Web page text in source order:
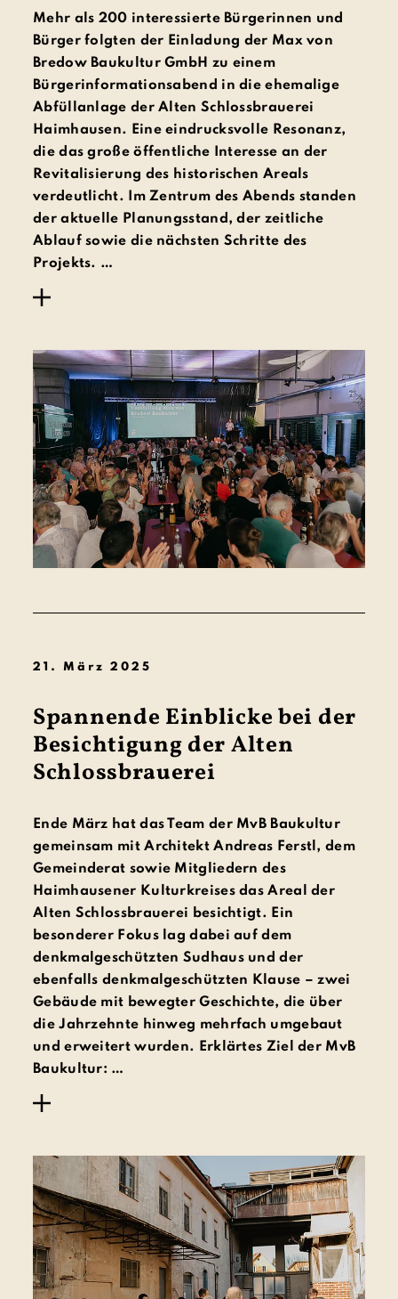
Mehr als 200 interessierte Bürgerinnen und
Bürger folgten der Einladung der Max von
Bredow Baukultur GmbH zu einem
Bürgerinformationsabend in die ehemalige
Abfüllanlage der Alten Schlossbrauerei
Haimhausen. Eine eindrucksvolle Resonanz,
die das große öffentliche Interesse an der
Revitalisierung des historischen Areals
verdeutlicht. Im Zentrum des Abends standen
der aktuelle Planungsstand, der zeitliche
Ablauf sowie die nächsten Schritte des
Projekts. …
21. März 2025
Spannende Einblicke bei der
Besichtigung der Alten
Schlossbrauerei
Ende März hat das Team der MvB Baukultur
gemeinsam mit Architekt Andreas Ferstl, dem
Gemeinderat sowie Mitgliedern des
Haimhausener Kulturkreises das Areal der
Alten Schlossbrauerei besichtigt. Ein
besonderer Fokus lag dabei auf dem
denkmalgeschützten Sudhaus und der
ebenfalls denkmalgeschützten Klause – zwei
Gebäude mit bewegter Geschichte, die über
die Jahrzehnte hinweg mehrfach umgebaut
und erweitert wurden. Erklärtes Ziel der MvB
Baukultur: …